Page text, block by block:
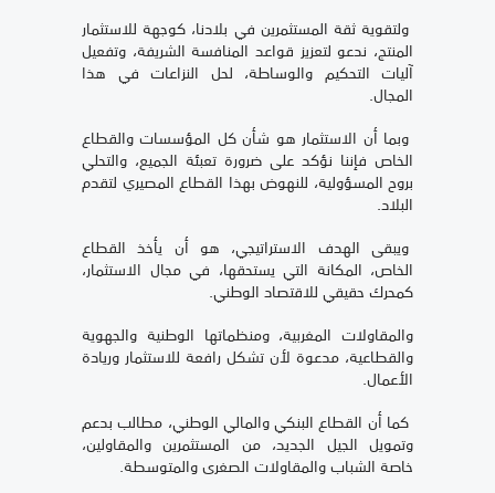
ولتقوية ثقة المستثمرين في بلادنا، كوجهة للاستثمار
المنتج، ندعو لتعزيز قواعد المنافسة الشريفة، وتفعيل
آليات التحكيم والوساطة، لحل النزاعات في هذا
المجال.
وبما أن الاستثمار هو شأن كل المؤسسات والقطاع
الخاص فإننا نؤكد على ضرورة تعبئة الجميع، والتحلي
بروح المسؤولية، للنهوض بهذا القطاع المصيري لتقدم
البلاد.
ويبقى الهدف الاستراتيجي، هو أن يأخذ القطاع
الخاص، المكانة التي يستحقها، في مجال الاستثمار،
كمحرك حقيقي للاقتصاد الوطني.
والمقاولات المغربية، ومنظماتها الوطنية والجهوية
والقطاعية، مدعوة لأن تشكل رافعة للاستثمار وريادة
الأعمال.
كما أن القطاع البنكي والمالي الوطني، مطالب بدعم
وتمويل الجيل الجديد، من المستثمرين والمقاولين،
خاصة الشباب والمقاولات الصغرى والمتوسطة.